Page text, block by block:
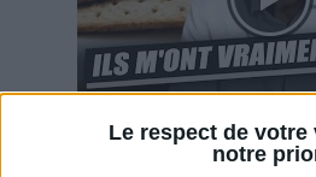
Le respect de votre
notre
Ces marques diététiques :